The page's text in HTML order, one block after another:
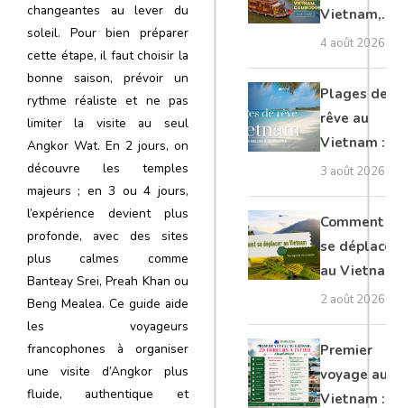
changeantes au lever du
soleil. Pour bien préparer
cette étape, il faut choisir la
bonne saison, prévoir un
rythme réaliste et ne pas
limiter la visite au seul
Angkor Wat. En 2 jours, on
découvre les temples
majeurs ; en 3 ou 4 jours,
l’expérience devient plus
profonde, avec des sites
plus calmes comme
Banteay Srei, Preah Khan ou
Beng Mealea. Ce guide aide
les voyageurs
francophones à organiser
une visite d’Angkor plus
fluide, authentique et
Vietnam,
Cambodge
et Laos :
guide
complet
4 août 2026
Plages de
rêve au
Vietnam :
les plus
belles à
découvrir
3 août 2026
Comment
se déplacer
au Vietnam
: transports
et conseils
2 août 2026
Premier
voyage au
Vietnam :